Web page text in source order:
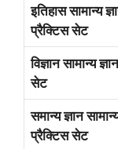
इतिहास सामान्य
प्रैक्टिस सेट
विज्ञान सामान्य
सेट
समान्य ज्ञान
प्रैक्टिस सेट